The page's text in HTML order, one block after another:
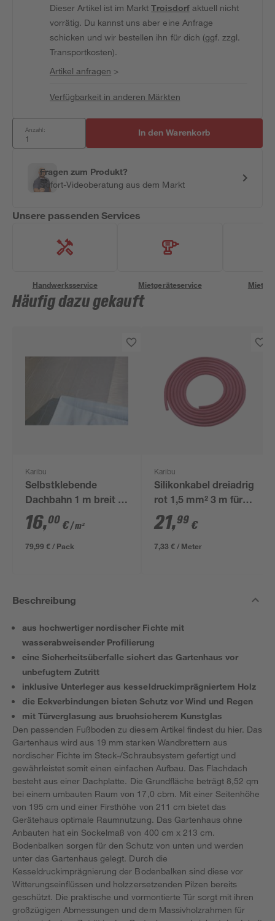
Dieser Artikel ist im MarktTroisdorfaktuell nicht
vorrätig. Du kannst uns aber eine Anfrage
schicken und wir bestellen ihn für dich (ggf. zzgl.
Transportkosten).
Artikel anfragen >
Verfügbarkeit in anderen Märkten
Anzahl: In den Warenkorb
Fragen zum Produkt?
Sofort-Videoberatung aus dem Markt
Unsere passenden Services
Handwerksservice Mietgeräteservice
Häufig dazu gekauft
Karibu
Selbstklebende
Dachbahn 1 m breit 5
qm
16,00 €/ m²
79,99 € / Pack
Karibu
Silikonkabel dreiadrig
rot 1,5 mm² 3 m für
Saunaleuchte
21,99 €
7,33 € / Meter
Beschreibung
aus hochwertiger nordischer Fichte mit
wasserabweisender Profilierung
eine Sicherheitsüberfalle sichert das Gartenhaus vor
unbefugtem Zutritt
inklusive Unterleger aus kesseldruckimprägniertem Holz
die Eckverbindungen bieten Schutz vor Wind und Regen
mit Türverglasung aus bruchsicherem Kunstglas
Den passenden Fußboden zu diesem Artikel findest du hier. Das
Gartenhaus wird aus 19 mm starken Wandbrettern aus
nordischer Fichte im Steck-/Schraubsystem gefertigt und
gewährleistet somit einen einfachen Aufbau. Das Flachdach
besteht aus einer Dachplatte. Die Grundfläche beträgt 8,52 qm
bei einem umbauten Raum von 17,0 cbm. Mit einer Seitenhöhe
von 195 cm und einer Firsthöhe von 211 cm bietet das
Gerätehaus optimale Raumnutzung. Das Gartenhaus ohne
Anbauten hat ein Sockelmaß von 400 cm x 213 cm.
Bodenbalken sorgen für den Schutz von unten und werden
unter das Gartenhaus gelegt. Durch die
Kesseldruckimprägnierung der Bodenbalken sind diese vor
Witterungseinflüssen und holzzersetzenden Pilzen bereits
geschützt. Die praktische und vormontierte Tür sorgt mit ihren
großzügigen Abmessungen und dem Massivholzrahmen für